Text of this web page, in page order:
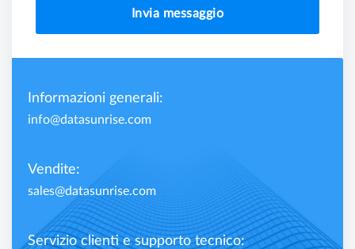
Invia messaggio
Informazioni generali:
info@datasunrise.com
Vendite:
sales@datasunrise.com
Servizio clienti e supporto tecnico: